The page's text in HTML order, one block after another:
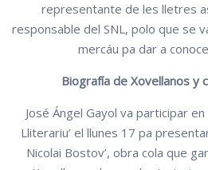
representante de les lletres
responsable del SNL, polo que se
mercáu pa dar a
Biografía de Xovellanos y
José Ángel Gayol va participar
Lliterariu’ el llunes 17 pa
Nicolai Bostov’, obra cola que